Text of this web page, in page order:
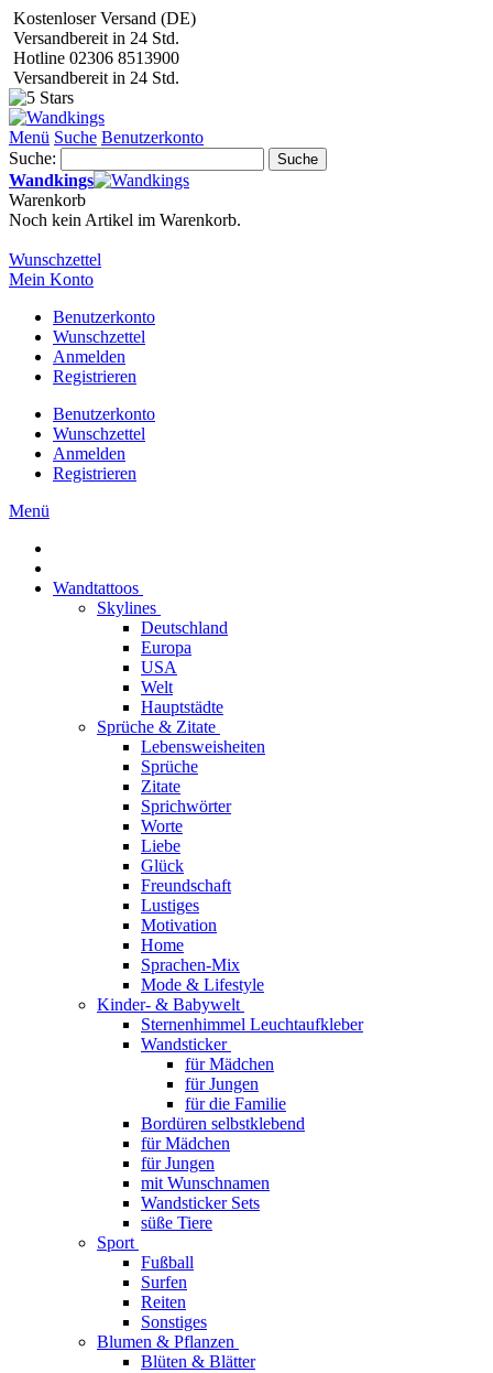
Kostenloser Versand (DE)
Versandbereit in 24 Std.
Hotline 02306 8513900
Versandbereit in 24 Std.
Menü Suche Benutzerkonto
Suche:
Suche
Wandkings
Warenkorb
Noch kein Artikel im Warenkorb.
Wunschzettel
Mein Konto
Benutzerkonto
Wunschzettel
Anmelden
Registrieren
Benutzerkonto
Wunschzettel
Anmelden
Registrieren
Menü
Wandtattoos
Skylines
Deutschland
Europa
USA
Welt
Hauptstädte
Sprüche & Zitate
Lebensweisheiten
Sprüche
Zitate
Sprichwörter
Worte
Liebe
Glück
Freundschaft
Lustiges
Motivation
Home
Sprachen-Mix
Mode & Lifestyle
Kinder- & Babywelt
Sternenhimmel Leuchtaufkleber
Wandsticker
für Mädchen
für Jungen
für die Familie
Bordüren selbstklebend
für Mädchen
für Jungen
mit Wunschnamen
Wandsticker Sets
süße Tiere
Sport
Fußball
Surfen
Reiten
Sonstiges
Blumen & Pflanzen
Blüten & Blätter